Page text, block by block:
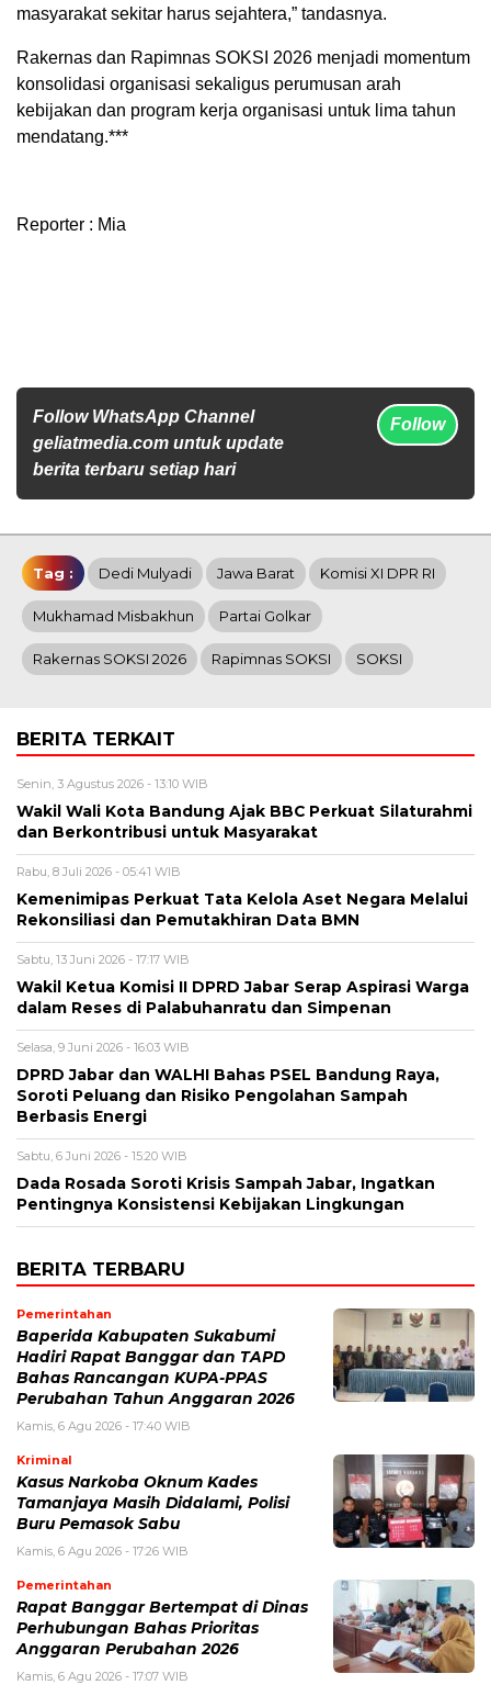
masyarakat sekitar harus sejahtera,” tandasnya.
Rakernas dan Rapimnas SOKSI 2026 menjadi momentum
konsolidasi organisasi sekaligus perumusan arah
kebijakan dan program kerja organisasi untuk lima tahun
mendatang.***
Reporter : Mia
Follow WhatsApp Channel
geliatmedia.com untuk update
berita terbaru setiap hari
Follow
Tag : Dedi Mulyadi Jawa Barat Komisi XI DPR RI
Mukhamad Misbakhun Partai Golkar
Rakernas SOKSI 2026 Rapimnas SOKSI SOKSI
BERITA TERKAIT
Senin, 3 Agustus 2026 - 13:10 WIB
Wakil Wali Kota Bandung Ajak BBC Perkuat Silaturahmi
dan Berkontribusi untuk Masyarakat
Rabu, 8 Juli 2026 - 05:41 WIB
Kemenimipas Perkuat Tata Kelola Aset Negara Melalui
Rekonsiliasi dan Pemutakhiran Data BMN
Sabtu, 13 Juni 2026 - 17:17 WIB
Wakil Ketua Komisi II DPRD Jabar Serap Aspirasi Warga
dalam Reses di Palabuhanratu dan Simpenan
Selasa, 9 Juni 2026 - 16:03 WIB
DPRD Jabar dan WALHI Bahas PSEL Bandung Raya,
Soroti Peluang dan Risiko Pengolahan Sampah
Berbasis Energi
Sabtu, 6 Juni 2026 - 15:20 WIB
Dada Rosada Soroti Krisis Sampah Jabar, Ingatkan
Pentingnya Konsistensi Kebijakan Lingkungan
BERITA TERBARU
Pemerintahan
Baperida Kabupaten Sukabumi
Hadiri Rapat Banggar dan TAPD
Bahas Rancangan KUPA-PPAS
Perubahan Tahun Anggaran 2026
Kamis, 6 Agu 2026 - 17:40 WIB
Kriminal
Kasus Narkoba Oknum Kades
Tamanjaya Masih Didalami, Polisi
Buru Pemasok Sabu
Kamis, 6 Agu 2026 - 17:26 WIB
Pemerintahan
Rapat Banggar Bertempat di Dinas
Perhubungan Bahas Prioritas
Anggaran Perubahan 2026
Kamis, 6 Agu 2026 - 17:07 WIB